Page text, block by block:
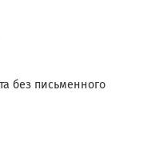
без письменного